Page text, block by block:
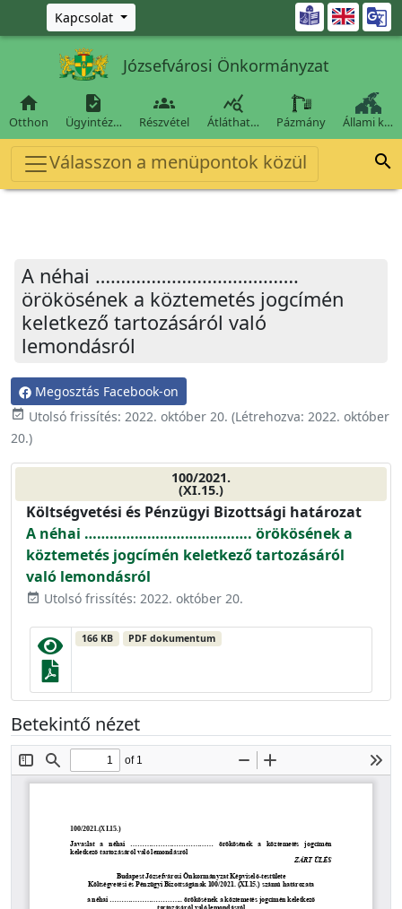
Ugrás a fő tartalomra
Kapcsolat 
Józsefvárosi Önkormányzat

Otthon

Ügyintéz…

Részvétel

Átláthat… Pázmány Állami k…
Válasszon a menüpontok közül 
A néhai ………………………………….
örökösének a köztemetés jogcímén
keletkező tartozásáról való
lemondásról
Megosztás Facebook-on
event_available Utolsó frissítés: 2022. október 20. (Létrehozva: 2022. október
20.)
100/2021.
(XI.15.)
Költségvetési és Pénzügyi Bizottsági határozat
A néhai …………………………………. örökösének a
köztemetés jogcímén keletkező tartozásáról
való lemondásról
event_available Utolsó frissítés: 2022. október 20.
166 KB PDF dokumentum
Betekintő nézet